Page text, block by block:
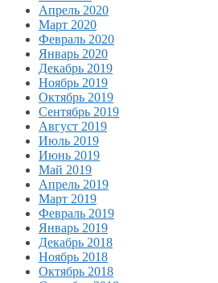
Апрель 2020
Март 2020
Февраль 2020
Январь 2020
Декабрь 2019
Ноябрь 2019
Октябрь 2019
Сентябрь 2019
Август 2019
Июль 2019
Июнь 2019
Май 2019
Апрель 2019
Март 2019
Февраль 2019
Январь 2019
Декабрь 2018
Ноябрь 2018
Октябрь 2018